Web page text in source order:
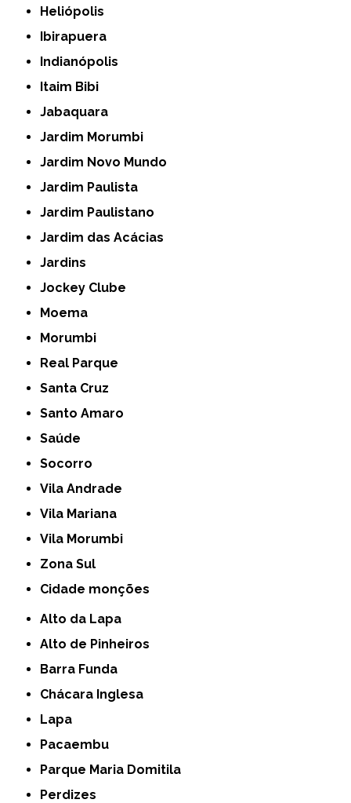
Heliópolis
Ibirapuera
Indianópolis
Itaim Bibi
Jabaquara
Jardim Morumbi
Jardim Novo Mundo
Jardim Paulista
Jardim Paulistano
Jardim das Acácias
Jardins
Jockey Clube
Moema
Morumbi
Real Parque
Santa Cruz
Santo Amaro
Saúde
Socorro
Vila Andrade
Vila Mariana
Vila Morumbi
Zona Sul
cidade monções
Alto da Lapa
Alto de Pinheiros
Barra Funda
Chácara Inglesa
Lapa
Pacaembu
Parque Maria Domitila
Perdizes